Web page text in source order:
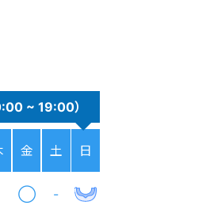
~ 19:00）
金 土 日
◯